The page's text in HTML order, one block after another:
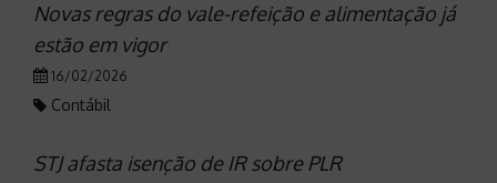
Novas regras do vale-refeição e alimentação já
estão em vigor
16/02/2026
Contábil
STJ afasta isenção de IR sobre PLR